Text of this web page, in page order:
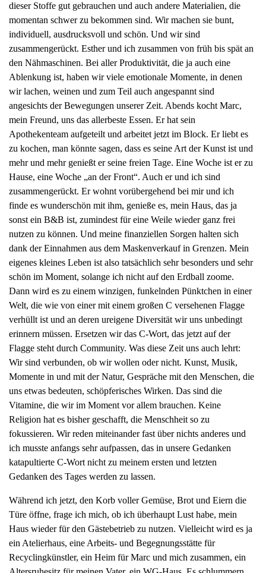
dieser Stoffe gut gebrauchen und auch andere Materialien, die
momentan schwer zu bekommen sind. Wir machen sie bunt,
individuell, ausdrucksvoll und schön. Und wir sind
zusammengerückt. Esther und ich zusammen von früh bis spät an
den Nähmaschinen. Bei aller Produktivität, die ja auch eine
Ablenkung ist, haben wir viele emotionale Momente, in denen
wir lachen, weinen und zum Teil auch angespannt sind
angesichts der Bewegungen unserer Zeit. Abends kocht Marc,
mein Freund, uns das allerbeste Essen. Er hat sein
Apothekenteam aufgeteilt und arbeitet jetzt im Block. Er liebt es
zu kochen, man könnte sagen, dass es seine Art der Kunst ist und
mehr und mehr genießt er seine freien Tage. Eine Woche ist er zu
Hause, eine Woche „an der Front“. Auch er und ich sind
zusammengerückt. Er wohnt vorübergehend bei mir und ich
finde es wunderschön mit ihm, genieße es, mein Haus, das ja
sonst ein B&B ist, zumindest für eine Weile wieder ganz frei
nutzen zu können. Und meine finanziellen Sorgen halten sich
dank der Einnahmen aus dem Maskenverkauf in Grenzen. Mein
eigenes kleines Leben ist also tatsächlich sehr besonders und sehr
schön im Moment, solange ich nicht auf den Erdball zoome.
Dann wird es zu einem winzigen, funkelnden Pünktchen in einer
Welt, die wie von einer mit einem großen C versehenen Flagge
verhüllt ist und an deren ureigene Diversität wir uns unbedingt
erinnern müssen. Ersetzen wir das C-Wort, das jetzt auf der
Flagge steht durch Community. Was diese Zeit uns auch lehrt:
Wir sind verbunden, ob wir wollen oder nicht. Kunst, Musik,
Momente in und mit der Natur, Gespräche mit den Menschen, die
uns etwas bedeuten, schöpferisches Wirken. Das sind die
Vitamine, die wir im Moment vor allem brauchen. Keine
Religion hat es bisher geschafft, die Menschheit so zu
fokussieren. Wir reden miteinander fast über nichts anderes und
ich musste anfangs sehr aufpassen, das in unsere Gedanken
katapultierte C-Wort nicht zu meinem ersten und letzten
Gedanken des Tages werden zu lassen.
Während ich jetzt, den Korb voller Gemüse, Brot und Eiern die
Türe öffne, frage ich mich, ob ich überhaupt Lust habe, mein
Haus wieder für den Gästebetrieb zu nutzen. Vielleicht wird es ja
ein Atelierhaus, eine Arbeits- und Begegnungsstätte für
Recyclingkünstler, ein Heim für Marc und mich zusammen, ein